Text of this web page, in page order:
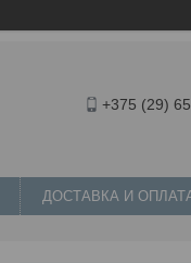
+375 (29)
ДОСТАВКА И